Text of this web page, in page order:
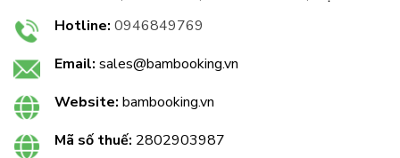
Hotline: 0946849769
Email: sales@bambooking.vn
Website: bambooking.vn
Mã số thuế: 2802903987